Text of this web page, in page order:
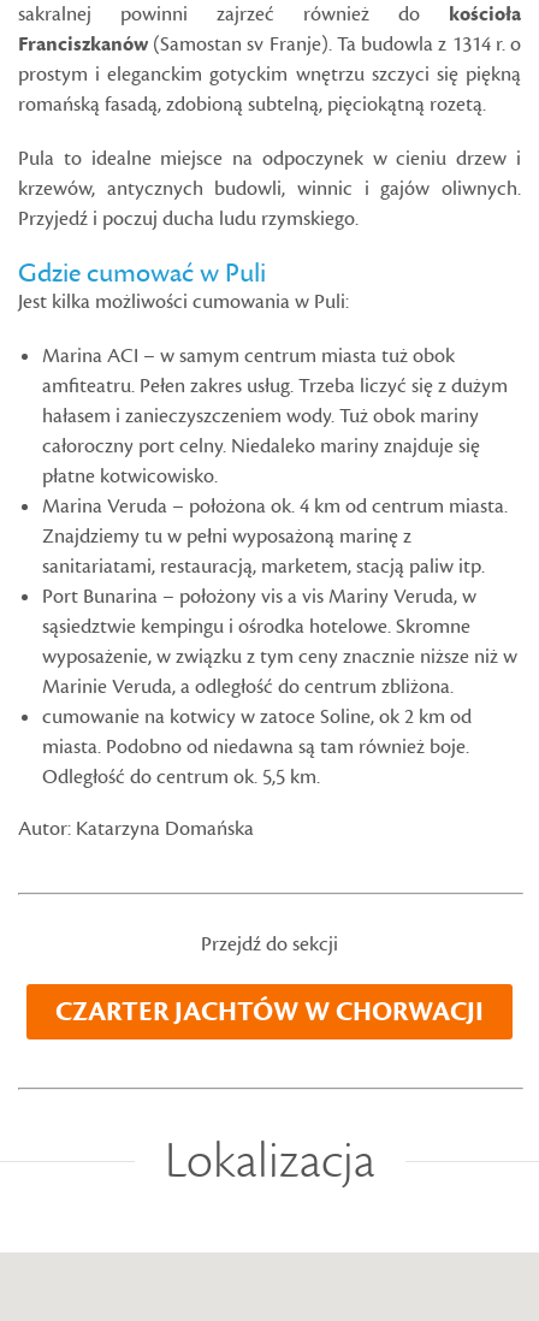
sakralnej powinni zajrzeć również do kościoła
Franciszkanów (Samostan sv Franje). Ta budowla z 1314 r. o
prostym i eleganckim gotyckim wnętrzu szczyci się piękną
romańską fasadą, zdobioną subtelną, pięciokątną rozetą.
Pula to idealne miejsce na odpoczynek w cieniu drzew i
krzewów, antycznych budowli, winnic i gajów oliwnych.
Przyjedź i poczuj ducha ludu rzymskiego.
Gdzie cumować w Puli
Jest kilka możliwości cumowania w Puli:
Marina ACI – w samym centrum miasta tuż obok
amfiteatru. Pełen zakres usług. Trzeba liczyć się z dużym
hałasem i zanieczyszczeniem wody. Tuż obok mariny
całoroczny port celny. Niedaleko mariny znajduje się
płatne kotwicowisko.
Marina Veruda – położona ok. 4 km od centrum miasta.
Znajdziemy tu w pełni wyposażoną marinę z
sanitariatami, restauracją, marketem, stacją paliw itp.
Port Bunarina – położony vis a vis Mariny Veruda, w
sąsiedztwie kempingu i ośrodka hotelowe. Skromne
wyposażenie, w związku z tym ceny znacznie niższe niż w
Marinie Veruda, a odległość do centrum zbliżona.
cumowanie na kotwicy w zatoce Soline, ok 2 km od
miasta. Podobno od niedawna są tam również boje.
Odległość do centrum ok. 5,5 km.
Autor: Katarzyna Domańska
Przejdź do sekcji
CZARTER JACHTÓW W CHORWACJI
Lokalizacja